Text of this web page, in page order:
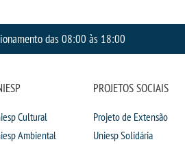
das 08:00 às 18:00
Cultural
Ambiental
PROJETOS SOCIAIS
Projeto de Extensão
Uniesp Solidária